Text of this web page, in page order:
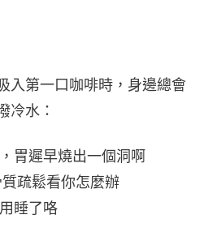
入第一口咖啡時，身邊總會
冷水：
胃遲早燒出一個洞啊
疏鬆看你怎麼辦
睡了咯